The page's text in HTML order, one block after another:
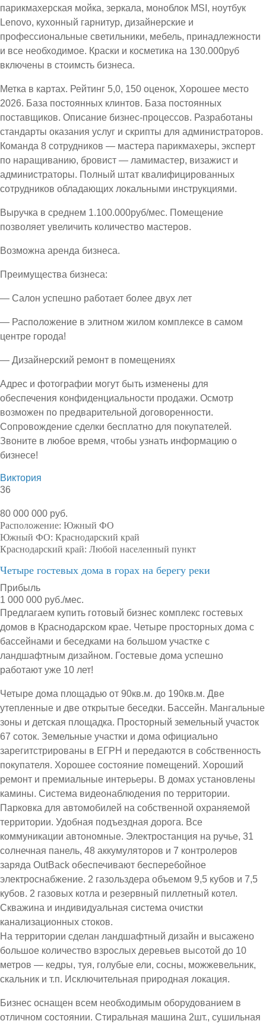
парикмахерская мойка, зеркала, моноблок MSI, ноутбук
Lenovo, кухонный гарнитур, дизайнерские и
профессиональные светильники, мебель, принадлежности
и все необходимое. Краски и косметика на 130.000руб
включены в стоимсть бизнеса.
Метка в картах. Рейтинг 5,0, 150 оценок, Хорошее место
2026. База постоянных клинтов. База постоянных
поставщиков. Описание бизнес-процессов. Разработаны
стандарты оказания услуг и скрипты для администраторов.
Команда 8 сотрудников — мастера парикмахеры, эксперт
по наращиванию, бровист — ламимастер, визажист и
администраторы. Полный штат квалифицированных
сотрудников обладающих локальными инструкциями.
Выручка в среднем 1.100.000руб/мес. Помещение
позволяет увеличить количество мастеров.
Возможна аренда бизнеса.
Преимущества бизнеса:
— Салон успешно работает более двух лет
— Расположение в элитном жилом комплексе в самом
центре города!
— Дизайнерский ремонт в помещениях
Адрес и фотографии могут быть изменены для
обеспечения конфиденциальности продажи. Осмотр
возможен по предварительной договоренности.
Сопровождение сделки бесплатно для покупателей.
Звоните в любое время, чтобы узнать информацию о
бизнесе!
Виктория
36
80 000 000 руб.
Расположение: Южный ФО
Южный ФО: Краснодарский край
Краснодарский край: Любой населенный пункт
Четыре гостевых дома в горах на берегу реки
Прибыль
1 000 000 руб./мес.
Предлагаем купить готовый бизнес комплекс гостевых
домов в Краснодарском крае. Четыре просторных дома с
бассейнами и беседками на большом участке с
ландшафтным дизайном. Гостевые дома успешно
работают уже 10 лет!
Четыре дома площадью от 90кв.м. до 190кв.м. Две
утепленные и две открытые беседки. Бассейн. Мангальные
зоны и детская площадка. Просторный земельный участок
67 соток. Земельные участки и дома официально
зарегитстрированы в ЕГРН и передаются в собственность
покупателя. Хорошее состояние помещений. Хороший
ремонт и премиальные интерьеры. В домах установлены
камины. Система видеонаблюдения по территории.
Парковка для автомобилей на собственной охраняемой
территории. Удобная подъездная дорога. Все
коммуникации автономные. Электростанция на ручье, 31
солнечная панель, 48 аккумуляторов и 7 контролеров
заряда OutBack обеспечивают бесперебойное
электроснабжение. 2 газольздера объемом 9,5 кубов и 7,5
кубов. 2 газовых котла и резервный пиллетный котел.
Скважина и индивидуальная система очистки
канализационных стоков.
На территории сделан ландшафтный дизайн и высажено
большое количество взрослых деревьев высотой до 10
метров — кедры, туя, голубые ели, сосны, можжевельник,
скальник и т.п. Исключительная природная локация.
Бизнес оснащен всем необходимым оборудованием в
отличном состоянии. Стиральная машина 2шт., сушильная